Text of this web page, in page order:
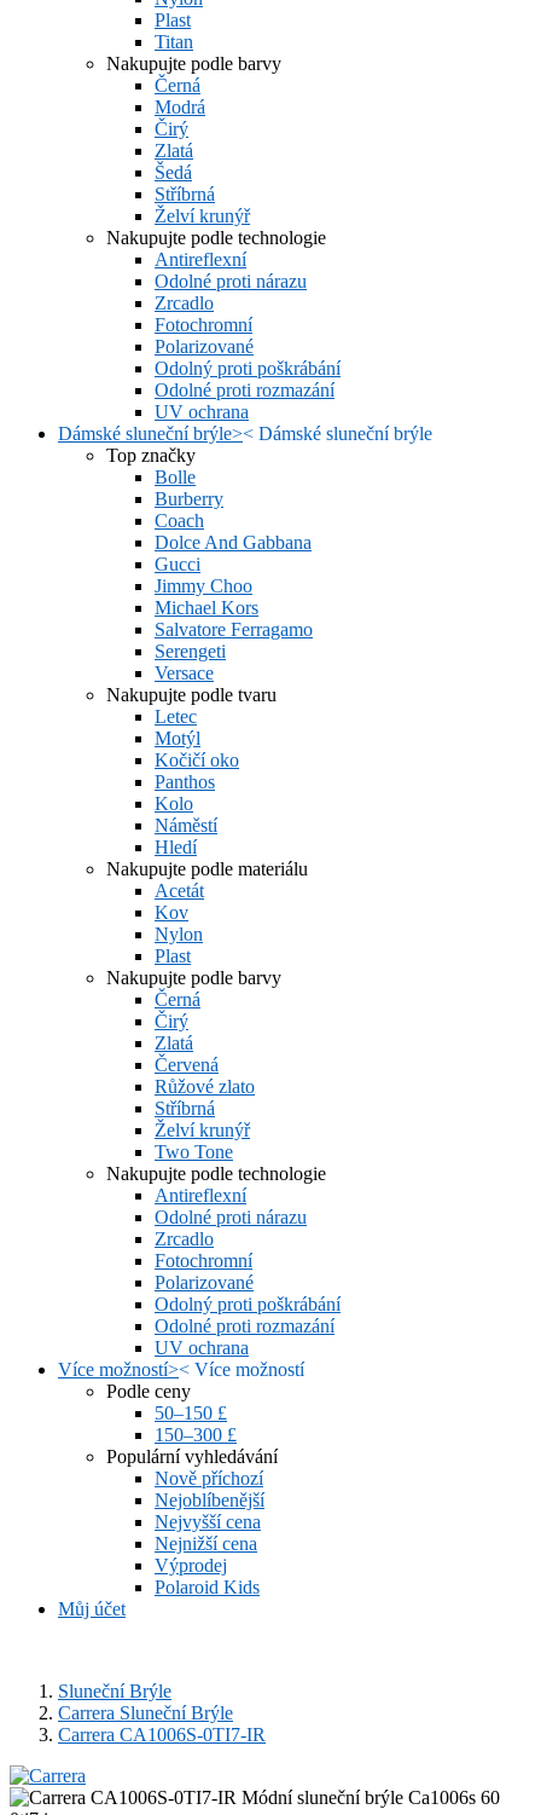
Plast
Titan
Nakupujte podle barvy
Černá
Modrá
Čirý
Zlatá
Šedá
Stříbrná
Želví krunýř
Nakupujte podle technologie
Antireflexní
Odolné proti nárazu
Zrcadlo
Fotochromní
Polarizované
Odolný proti poškrábání
Odolné proti rozmazání
UV ochrana
Dámské sluneční brýle>< Dámské sluneční brýle
Top značky
Bolle
Burberry
Coach
Dolce And Gabbana
Gucci
Jimmy Choo
Michael Kors
Salvatore Ferragamo
Serengeti
Versace
Nakupujte podle tvaru
Letec
Motýl
Kočičí oko
Panthos
Kolo
Náměstí
Hledí
Nakupujte podle materiálu
Acetát
Kov
Nylon
Plast
Nakupujte podle barvy
Černá
Čirý
Zlatá
Červená
Růžové zlato
Stříbrná
Želví krunýř
Two Tone
Nakupujte podle technologie
Antireflexní
Odolné proti nárazu
Zrcadlo
Fotochromní
Polarizované
Odolný proti poškrábání
Odolné proti rozmazání
UV ochrana
Více možností>< Více možností
Podle ceny
50–150 £
150–300 £
Populární vyhledávání
Nově příchozí
Nejoblíbenější
Nejvyšší cena
Nejnižší cena
Výprodej
Polaroid Kids
Můj účet
Sluneční Brýle
Carrera Sluneční Brýle
Carrera CA1006S-0TI7-IR